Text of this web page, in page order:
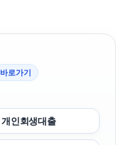
바로가기
개인회생대출